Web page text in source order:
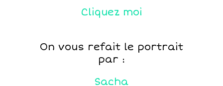
Cliquez moi
On vous refait le portrait
par :
Sacha